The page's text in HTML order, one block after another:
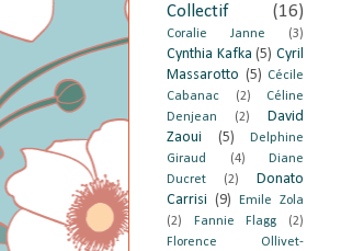
Collectif (16)
Coralie Janne (3)
Cynthia Kafka (5) Cyril
Massarotto (5) Cécile
Cabanac
(2)
Céline
Denjean
(2)
David
Zaoui
(5)
Delphine
Giraud
(4)
Diane
Ducret
(2)
Donato
Carrisi (9)
Emile Zola
(2)
Fannie Flagg
(2)
Florence Ollivet-